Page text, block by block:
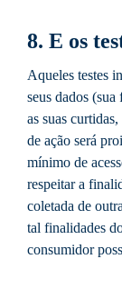
8. E os
Aqueles testes
seus dados
as suas
de ação será
mínimo de
respeitar a
coletada de
tal finalidades
consumidor